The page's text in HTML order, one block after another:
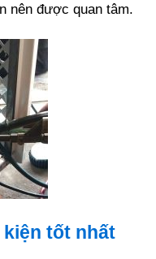
nên được quan tâm.
kiện tốt nhất